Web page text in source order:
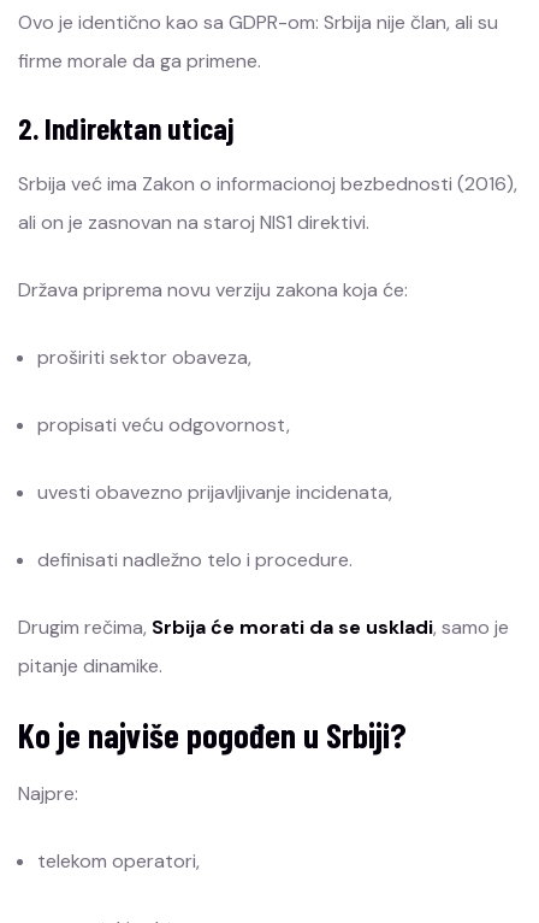
Ovo je identično kao sa GDPR-om: Srbija nije član, ali su
firme morale da ga primene.
2. Indirektan uticaj
Srbija već ima Zakon o informacionoj bezbednosti (2016),
ali on je zasnovan na staroj NIS1 direktivi.
Država priprema novu verziju zakona koja će:
proširiti sektor obaveza,
propisati veću odgovornost,
uvesti obavezno prijavljivanje incidenata,
definisati nadležno telo i procedure.
Drugim rečima, Srbija će morati da se uskladi, samo je
pitanje dinamike.
Ko je najviše pogođen u Srbiji?
Najpre:
telekom operatori,